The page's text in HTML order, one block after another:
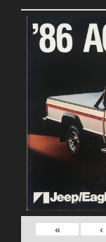
›
»